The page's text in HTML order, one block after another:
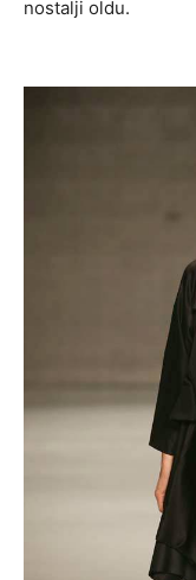
nostalji oldu.